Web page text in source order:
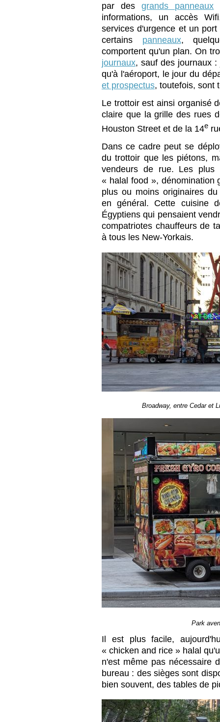
par desgrands panneaux
informations, un accès
services d'urgence et un
certains panneaux,
comportent qu'un plan. On
journaux, sauf des journaux
qu'à l'aéroport, le jour du
et prospectus, toutefois, sont
Le trottoir est ainsi organisé
claire que la grille des rues
Houston Street et de la 14e
Dans ce cadre peut se
du trottoir que les piétons,
vendeurs de rue. Les plus
« halal food », dénomination
plus ou moins originaires
en général. Cette cuisine
Égyptiens qui pensaient
compatriotes chauffeurs de
à tous les New-Yorkais.
Broadway, entre Cedar et
Park
Il est plus facile,
« chicken and rice » halal
n'est même pas nécessaire
bureau : des sièges sont
bien souvent, des tables de